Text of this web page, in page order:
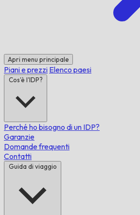
Apri menu principale
Piani e prezzi Elenco paesi
Cos'è l'IDP?
Perché ho bisogno di un IDP?
Garanzie
Domande frequenti
Contatti
Guida di viaggio